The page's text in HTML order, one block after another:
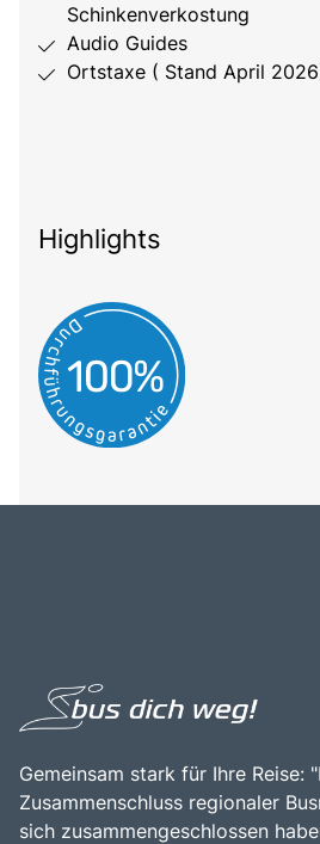
Schinkenverkostung
Audio Guides
Ortstaxe ( Stand April
Highlights
Gemeinsam stark für Ihre Reise:
Zusammenschluss regionaler
sich zusammengeschlossen